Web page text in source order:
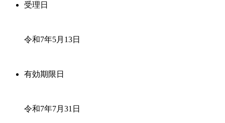
受理日
令和7年5月13日
有効期限日
令和7年7月31日